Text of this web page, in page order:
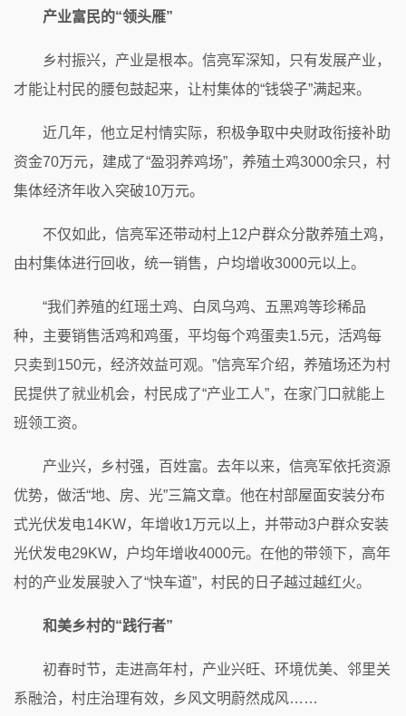
产业富民的“领头雁”
乡村振兴，产业是根本。信亮军深知，只有发展产业，
才能让村民的腰包鼓起来，让村集体的“钱袋子”满起来。
近几年，他立足村情实际，积极争取中央财政衔接补助
资金70万元，建成了“盈羽养鸡场”，养殖土鸡3000余只，村
集体经济年收入突破10万元。
不仅如此，信亮军还带动村上12户群众分散养殖土鸡，
由村集体进行回收，统一销售，户均增收3000元以上。
“我们养殖的红瑶土鸡、白凤乌鸡、五黑鸡等珍稀品
种，主要销售活鸡和鸡蛋，平均每个鸡蛋卖1.5元，活鸡每
只卖到150元，经济效益可观。”信亮军介绍，养殖场还为村
民提供了就业机会，村民成了“产业工人”，在家门口就能上
班领工资。
产业兴，乡村强，百姓富。去年以来，信亮军依托资源
优势，做活“地、房、光”三篇文章。他在村部屋面安装分布
式光伏发电14KW，年增收1万元以上，并带动3户群众安装
光伏发电29KW，户均年增收4000元。在他的带领下，高年
村的产业发展驶入了“快车道”，村民的日子越过越红火。
和美乡村的“践行者”
初春时节，走进高年村，产业兴旺、环境优美、邻里关
系融洽，村庄治理有效，乡风文明蔚然成风……